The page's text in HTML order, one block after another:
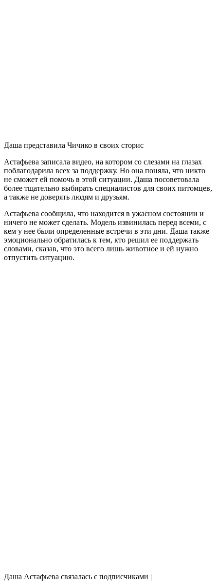
Даша представила Чичико в своих сторис
Астафьева записала видео, на котором со слезами на глазах
поблагодарила всех за поддержку. Но она поняла, что никто
не сможет ей помочь в этой ситуации. Даша посоветовала
более тщательно выбирать специалистов для своих питомцев,
а также не доверять людям и друзьям.
Астафьева сообщила, что находится в ужасном состоянии и
ничего не может сделать. Модель извинилась перед всеми, с
кем у нее были определенные встречи в эти дни. Даша также
эмоционально обратилась к тем, кто решил ее поддержать
словами, сказав, что это всего лишь животное и ей нужно
отпустить ситуацию.
Даша Астафьева связалась с подписчиками |